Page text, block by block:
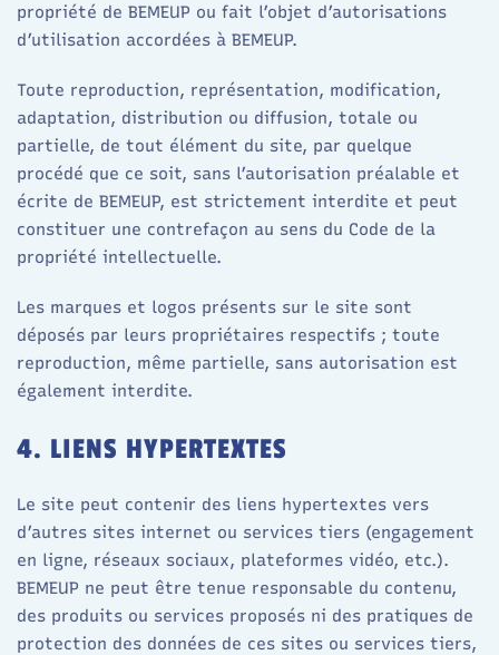
propriété de BEMEUP ou fait l’objet d’autorisations
d’utilisation accordées à BEMEUP.
Toute reproduction, représentation, modification,
adaptation, distribution ou diffusion, totale ou
partielle, de tout élément du site, par quelque
procédé que ce soit, sans l’autorisation préalable et
écrite de BEMEUP, est strictement interdite et peut
constituer une contrefaçon au sens du Code de la
propriété intellectuelle.
Les marques et logos présents sur le site sont
déposés par leurs propriétaires respectifs ; toute
reproduction, même partielle, sans autorisation est
également interdite.
4. LIENS HYPERTEXTES
Le site peut contenir des liens hypertextes vers
d’autres sites internet ou services tiers (engagement
en ligne, réseaux sociaux, plateformes vidéo, etc.).
BEMEUP ne peut être tenue responsable du contenu,
des produits ou services proposés ni des pratiques de
protection des données de ces sites ou services tiers,